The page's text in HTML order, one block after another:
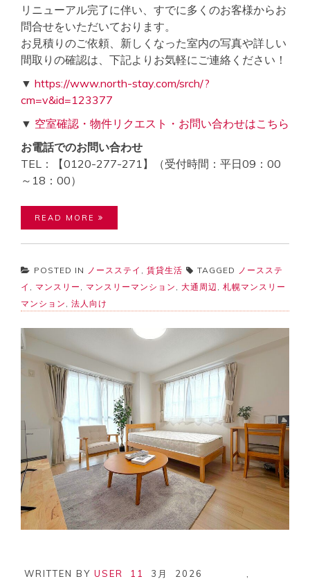
リニューアル完了に伴い、すでに多くのお客様からお
問合せをいただいております。
お見積りのご依頼、新しくなった室内の写真や詳しい
間取りの確認は、下記よりお気軽にご連絡ください！
▼ https://www.north-stay.com/srch/?
cm=v&id=123377
▼ 空室確認・物件リクエスト・お問い合わせはこちら
お電話でのお問い合わせ
TEL：【0120-277-271】（受付時間：平日09：00
～18：00）
READ MORE
POSTED IN ノースステイ 賃貸生活 TAGGED
ノースステ
イ
マンスリー マンスリーマンション 大通周辺
札幌マンスリー
マンション
法人向け
WRITTEN BY USER 11 3月 2026